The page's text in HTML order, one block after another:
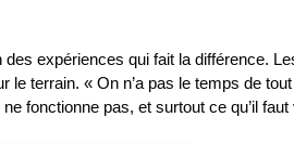
expériences qui fait la différence.
terrain. « On n’a pas le temps de
fonctionne pas, et surtout ce qu’il